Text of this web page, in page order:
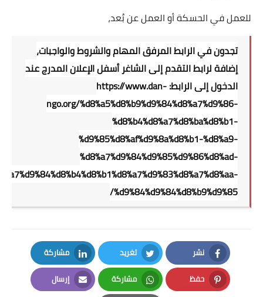
للعمل في الحسكة أو العمل عن بُعد،
تجدون في الرابط المرفق المهام والشروط والواجبات،
إضافة لرابط التقدم إلى الشاغر أسفل الإعلان المدرج عند
الدخول إلى الرابط:https://www.dan-
ngo.org/%d8%a5%d8%b9%d9%84%d8%a7%d9%86-
%d8%b4%d8%a7%d8%ba%d8%b1-
%d9%85%d8%af%d9%8a%d8%b1-%d8%a9-
%d8%a7%d9%84%d9%85%d9%86%d8%ad-
%d9%84%d9%84%d8%b9%d9%85/
نشر
Facebook
تغريد
Twitter
مشاركة
LinkedIn
حفظ
Pinterest
مشاركة
Whatsapp
إرسال
Email